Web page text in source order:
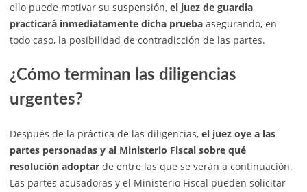
ello puede motivar su suspensión, el juez de guardia
practicará inmediatamente dicha prueba asegurando, en
todo caso, la posibilidad de contradicción de las partes.
¿Cómo terminan las diligencias
urgentes?
Después de la práctica de las diligencias, el juez oye a las
partes personadas y al Ministerio Fiscal sobre qué
resolución adoptar de entre las que se verán a continuación.
Las partes acusadoras y el Ministerio Fiscal pueden solicitar